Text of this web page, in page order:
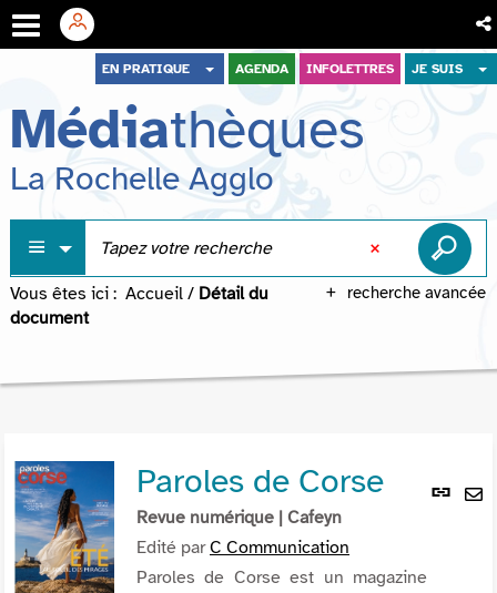
menu
contenu
recherche
EN PRATIQUE AGENDA INFOLETTRES JE SUIS
Médiathèques
La Rochelle Agglo
recherche avancée
Vous êtes ici : Accueil / Détail du
document
Lien
Paroles de Corse
Revue numérique | Cafeyn
Edité parC Communication
Paroles de Corse est un magazine